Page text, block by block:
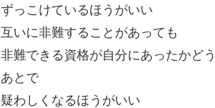
ずっこけているほうがいい
互いに非難することがあっても
非難できる資格が自分にあったかど
あとで
疑わしくなるほうがいい